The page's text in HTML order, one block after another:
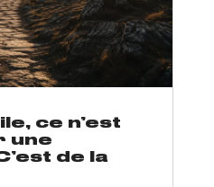
ce n’est
une
de la